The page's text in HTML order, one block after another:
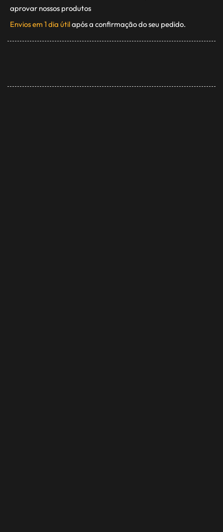
aprovar nossos produtos
Envios em 1 dia útilapós a confirmação do seu pedido.